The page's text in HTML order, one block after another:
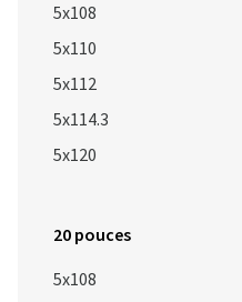
5x108
5x110
5x112
5x114.3
5x120
20 pouces
5x108